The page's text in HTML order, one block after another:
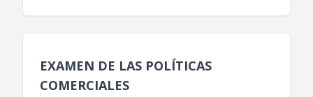
EXAMEN DE LAS POLÍTICAS
COMERCIALES